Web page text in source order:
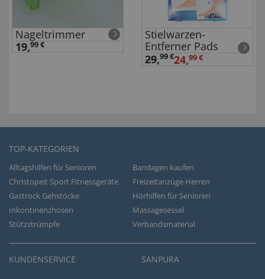
Nageltrimmer
19,99 €
Stielwarzen-
Entferner Pads
29,99 €24,99 €
TOP-KATEGORIEN
Alltagshilfen für Senioren
Bandagen kaufen
Christopeit Sport Fitnessgeräte
Freizeitanzüge Herren
Gastrock Gehstöcke
Hörhilfen für Senioren
Inkontinenzhosen
Massagesessel
Stützstrümpfe
Verbandsmaterial
KUNDENSERVICE SANPURA